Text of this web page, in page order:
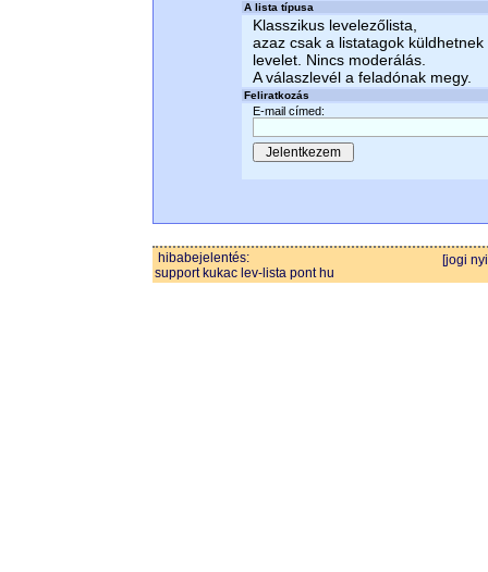
A lista típusa
Klasszikus levelezőlista,
azaz csak a listatagok küldhetnek
levelet. Nincs moderálás.
A válaszlevél a feladónak megy.
Feliratkozás
E-mail címed:
hibabejelentés:
support kukac lev-lista pont hu
[jogi